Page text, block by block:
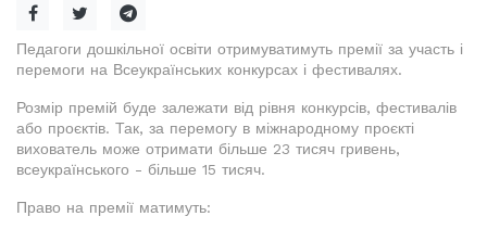
Педагоги дошкільної освіти отримуватимуть премії за участь і
перемоги на Всеукраїнських конкурсах і фестивалях.
Розмір премій буде залежати від рівня конкурсів, фестивалів
або проєктів. Так, за перемогу в міжнародному проєкті
вихователь може отримати більше 23 тисяч гривень,
всеукраїнського - більше 15 тисяч.
Право на премії матимуть: